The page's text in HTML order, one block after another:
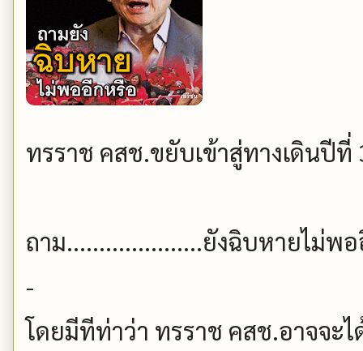
ทรราช คสช.ขยับเข้าสู่ทางเดินปี
ถาม.....................ยังฉิบหายไม่พ
-
โดยมีทีท่าว่า ทรราช คสช.อาจจะ